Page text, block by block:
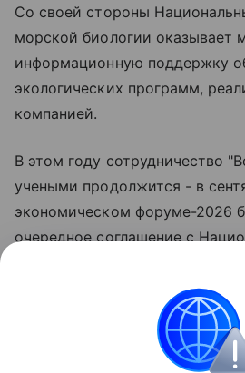
Со своей стороны
морской биологии оказывает
информационную поддержку
экологических программ,
компанией.
В этом году сотрудничество
учеными продолжится - в
экономическом форуме-2026
очередное соглашение с
направленное на